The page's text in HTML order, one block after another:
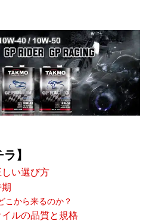
】
い選び方
こから来るのか？
イルの品質と規格